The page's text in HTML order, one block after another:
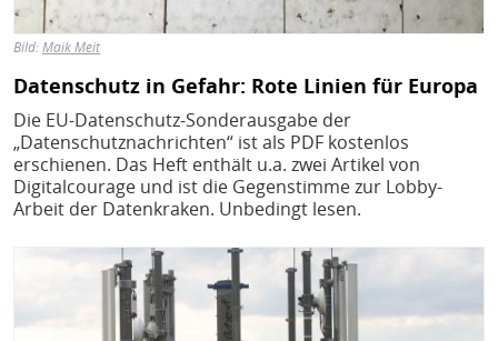
Bild:Maik Meit
Datenschutz in Gefahr: Rote Linien für Europa
Die EU-Datenschutz-Sonderausgabe der
„Datenschutznachrichten“ ist als PDF kostenlos
erschienen. Das Heft enthält u.a. zwei Artikel von
Digitalcourage und ist die Gegenstimme zur Lobby-
Arbeit der Datenkraken. Unbedingt lesen.